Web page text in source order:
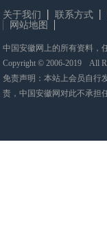
关于我们 联系方式
网站地图
中国安徽网上的所有资料
Copyright © 2006-2019 All
免责声明：本站上会员自行
责，中国安徽网对此不承担